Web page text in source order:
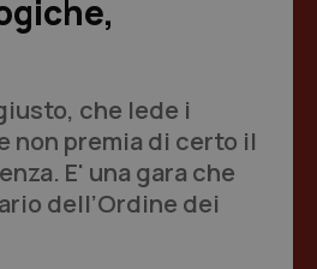
che lede i
non premia di certo il
E' una gara che
dell’Ordine dei